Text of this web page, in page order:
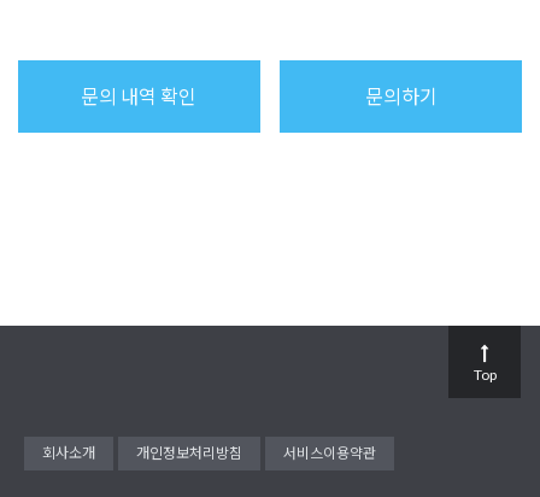
문의 내역 확인 문의하기
회사소개 개인정보처리방침 서비스이용약관
Top